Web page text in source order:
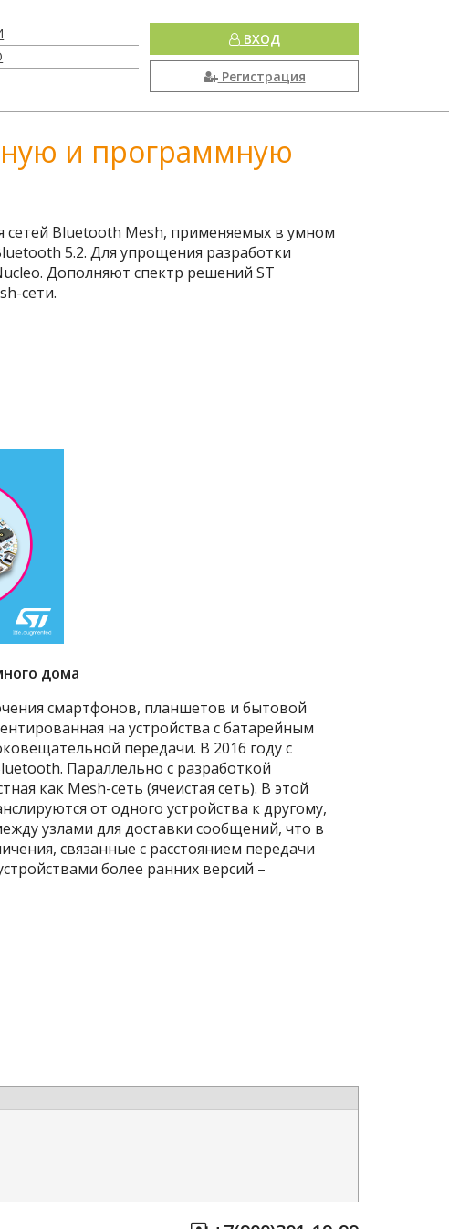
ВХОД
Регистрация
и программную
сетей Bluetooth Mesh, применяемых в умном
5.2. Для упрощения разработки
Дополняют спектр решений ST
сети.
дома
смартфонов, планшетов и бытовой
на устройства с батарейным
передачи. В 2016 году с
Параллельно с разработкой
как Mesh-сеть (ячеистая сеть). В этой
от одного устройства к другому,
узлами для доставки сообщений, что в
связанные с расстоянием передачи
более ранних версий –